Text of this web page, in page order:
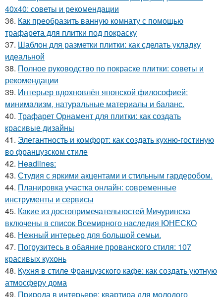
40x40: советы и рекомендации
36. Как преобразить ванную комнату с помощью
трафарета для плитки под покраску
37. Шаблон для разметки плитки: как сделать укладку
идеальной
38. Полное руководство по покраске плитки: советы и
рекомендации
39. Интерьер вдохновлён японской философией:
минимализм, натуральные материалы и баланс.
40. Трафарет Орнамент для плитки: как создать
красивые дизайны
41. Элегантность и комфорт: как создать кухню-гостиную
во французском стиле
42. Headlines:
43. Студия с яркими акцентами и стильным гардеробом.
44. Планировка участка онлайн: современные
инструменты и сервисы
45. Какие из достопримечательностей Мичуринска
включены в список Всемирного наследия ЮНЕСКО
46. Нежный интерьер для большой семьи.
47. Погрузитесь в обаяние прованского стиля: 107
красивых кухонь
48. Кухня в стиле Французского кафе: как создать уютную
атмосферу дома
49. Природа в интерьере: квартира для молодого